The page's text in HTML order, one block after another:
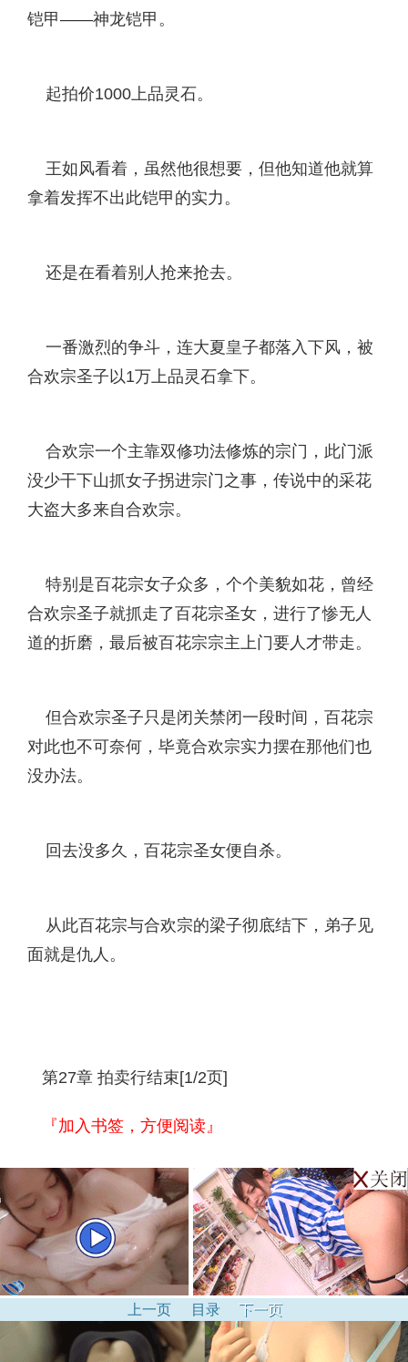
铠甲——神龙铠甲。
起拍价1000上品灵石。
王如风看着，虽然他很想要，但他知道他就算
拿着发挥不出此铠甲的实力。
还是在看着别人抢来抢去。
一番激烈的争斗，连大夏皇子都落入下风，被
合欢宗圣子以1万上品灵石拿下。
合欢宗一个主靠双修功法修炼的宗门，此门派
没少干下山抓女子拐进宗门之事，传说中的采花
大盗大多来自合欢宗。
特别是百花宗女子众多，个个美貌如花，曾经
合欢宗圣子就抓走了百花宗圣女，进行了惨无人
道的折磨，最后被百花宗宗主上门要人才带走。
但合欢宗圣子只是闭关禁闭一段时间，百花宗
对此也不可奈何，毕竟合欢宗实力摆在那他们也
没办法。
回去没多久，百花宗圣女便自杀。
从此百花宗与合欢宗的梁子彻底结下，弟子见
面就是仇人。
第27章 拍卖行结束[1/2页]
『加入书签，方便阅读』
上一页 目录 下一页